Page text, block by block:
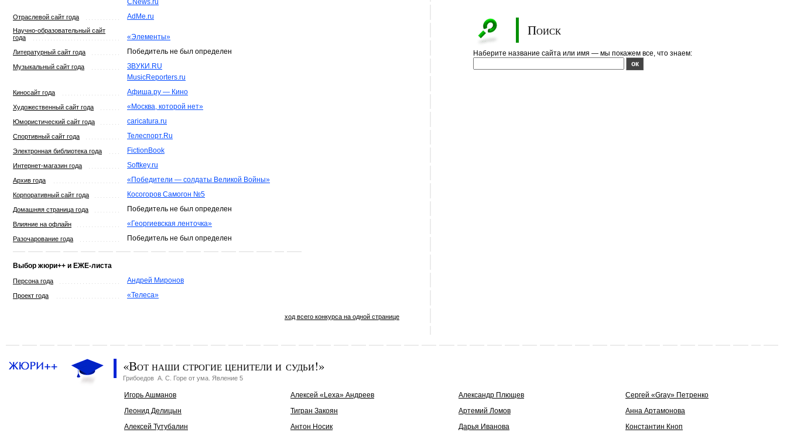
CNews.ru
Отраслевой сайт года AdMe.ru
Научно-образовательный сайт
года
«Элементы»
Литературный сайт года Победитель не был определен
Музыкальный сайт года
ЗВУКИ.RU
MusicReporters.ru
Киносайт года Афиша.ру — Кино
Художественный сайт года «Москва, которой нет»
Юмористический сайт года caricatura.ru
Спортивный сайт года Телеспорт.Ru
Электронная библиотека года FictionBook
Интернет-магазин года Softkey.ru
Архив года «Победители — солдаты Великой Войны»
Корпоративный сайт года Косогоров Самогон №5
Домашняя страница года Победитель не был определен
Влияние на офлайн «Георгиевская ленточка»
Разочарование года Победитель не был определен
Выбор жюри++ и ЕЖЕ-листа
Персона года Андрей Миронов
Проект года «Телеса»
ход всего конкурса на одной странице
Поиск
Наберите название сайта или имя — мы покажем все, что знаем:
«Вот наши строгие ценители и судьи!»
Грибоедов А. С. Горе от ума. Явление 5
Игорь Ашманов
Леонид Делицын
Алексей Тутубалин
Алексей «Lexa» Андреев
Тигран Закоян
Антон Носик
Александр Плющев
Артемий Ломов
Дарья Иванова
Сергей «Gray» Петренко
Анна Артамонова
Константин Кноп